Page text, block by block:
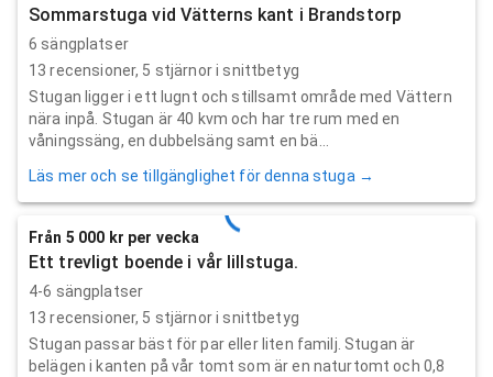
Sommarstuga vid Vätterns kant i Brandstorp
6 sängplatser
13 recensioner, 5 stjärnor i snittbetyg
Stugan ligger i ett lugnt och stillsamt område med Vättern
nära inpå. Stugan är 40 kvm och har tre rum med en
våningssäng, en dubbelsäng samt en bä...
Läs mer och se tillgänglighet för denna stuga →
Från 5 000 kr per vecka
Ett trevligt boende i vår lillstuga.
4-6 sängplatser
13 recensioner, 5 stjärnor i snittbetyg
Stugan passar bäst för par eller liten familj. Stugan är
belägen i kanten på vår tomt som är en naturtomt och 0,8